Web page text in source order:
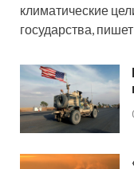
климатические
государства,